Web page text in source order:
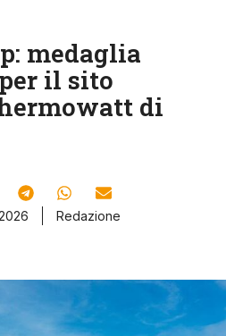
medaglia
il sito
di
Redazione